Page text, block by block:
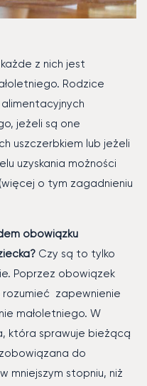
z nich jest
Rodzice
jeżeli są one
uszczerbkiem lub jeżeli
uzyskania możności
o tym zagadnieniu
obowiązku
Czy są to tylko
Poprzez obowiązek
zapewnienie
małoletniego. W
która sprawuje bieżącą
do
mniejszym stopniu, niż